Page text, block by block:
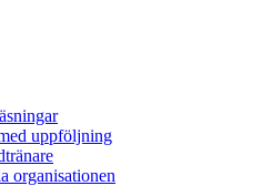
uppföljning
organisationen